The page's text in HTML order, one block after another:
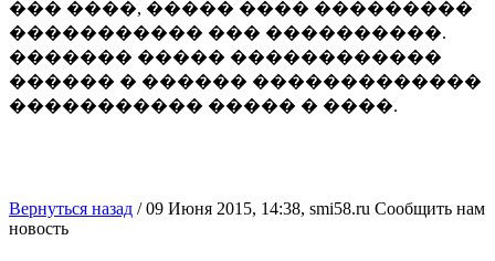
��� ����, ����� ���� ���������
����������� ��� ����������.
������� ����� ������������
������ � ������ �������������
����������� ����� � ����.
Вернуться назад /09 Июня 2015, 14:38, smi58.ru Сообщить нам
новость